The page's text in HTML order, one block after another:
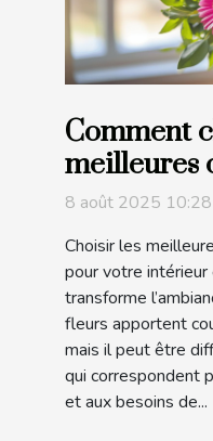
Comment
meilleures
florales
intérieur ?
8 août 2025 10:28
Choisir les
pour votre
transforme
fleurs apportent
mais il peut être
qui correspondent
et aux besoins de...